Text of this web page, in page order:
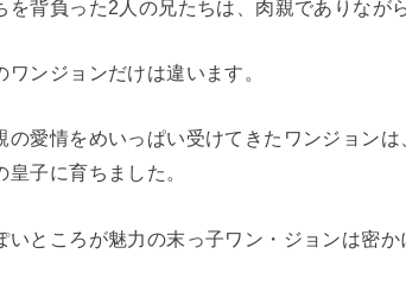
を背負った2人の兄たちは、肉親でありなが
ワンジョンだけは違います。
の愛情をめいっぱい受けてきたワンジョン
子に育ちました。
いところが魅力の末っ子ワン・ジョンは密か